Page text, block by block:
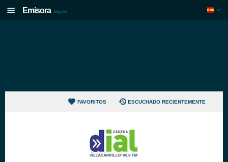
Emisora .org.es
FAVORITOS ESCUCHADO RECIENTEMENTE